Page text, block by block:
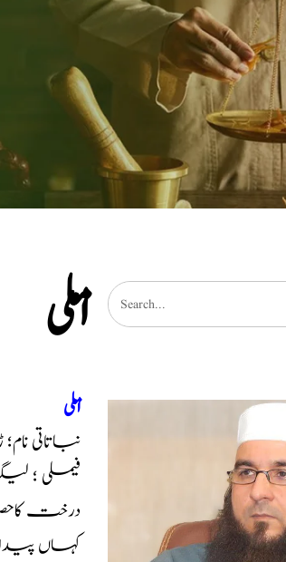
املی
املی
نباتاتی
فیملی ؛
درخت
کہاں پیدا